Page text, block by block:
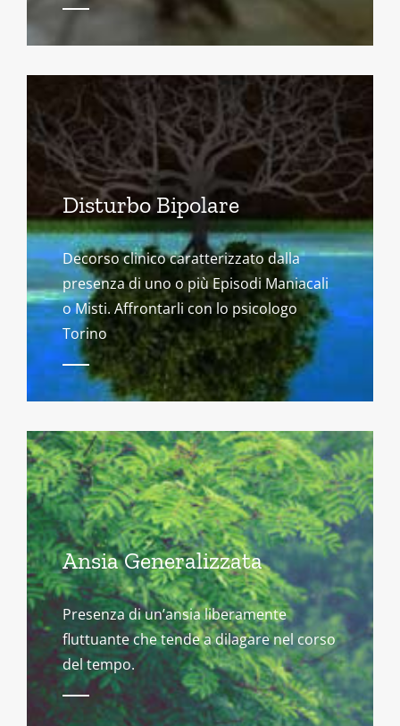
Disturbo Bipolare
Decorso clinico caratterizzato dalla
presenza di uno o più Episodi Maniacali
o Misti. Affrontarli con lo psicologo
Torino
Ansia Generalizzata
Presenza di un’ansia liberamente
fluttuante che tende a dilagare nel corso
del tempo.